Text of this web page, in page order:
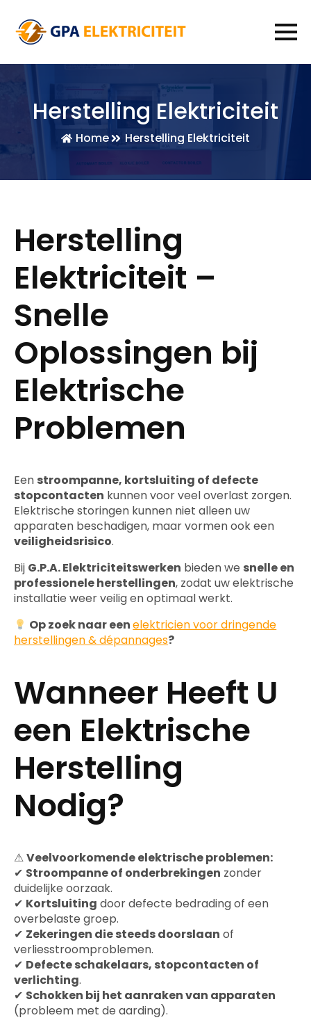
Herstelling Elektriciteit
Home Herstelling Elektriciteit
Herstelling
Elektriciteit –
Snelle
Oplossingen bij
Elektrische
Problemen
Een stroompanne, kortsluiting of defecte
stopcontacten kunnen voor veel overlast zorgen.
Elektrische storingen kunnen niet alleen uw
apparaten beschadigen, maar vormen ook een
veiligheidsrisico.
Bij G.P.A. Elektriciteitswerken bieden we snelle en
professionele herstellingen, zodat uw elektrische
installatie weer veilig en optimaal werkt.
Op zoek naar eenelektricien voor dringende
herstellingen & dépannages?
Wanneer Heeft U
een Elektrische
Herstelling
Nodig?
⚠Veelvoorkomende elektrische problemen:
✔ Stroompanne of onderbrekingen zonder
duidelijke oorzaak.
✔ Kortsluiting door defecte bedrading of een
overbelaste groep.
✔ Zekeringen die steeds doorslaan of
verliesstroomproblemen.
✔ Defecte schakelaars, stopcontacten of
verlichting.
✔ Schokken bij het aanraken van apparaten
(probleem met de aarding).